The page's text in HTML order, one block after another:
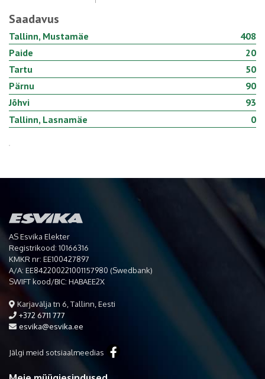
Saadavus
Tallinn, Mustamäe
408
Paide
20
Tartu
50
Pärnu
90
Jõhvi
93
Tallinn, Lasnamäe
0
AS Esvika Elekter
Registrikood: 10166316
KMKR nr: EE100427897
A/A: EE842200221001157980 (Swedbank)
SWIFT kood/BIC: HABAEE2X
Karjavälja tn 6, Tallinn, Eesti
+372 6711 777
esvika@esvika.ee
Jälgi meid sotsiaalmeedias